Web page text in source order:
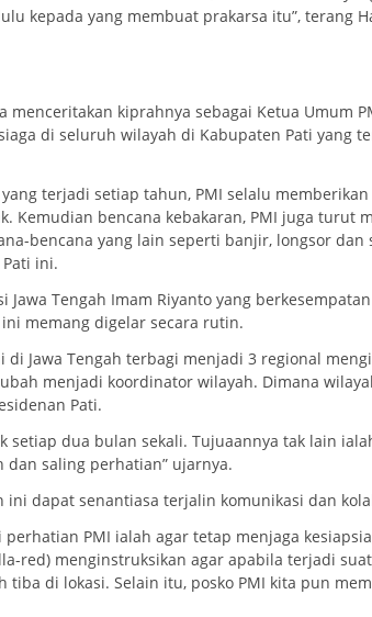
kepada yang membuat prakarsa itu”, terang
menceritakan kiprahnya sebagai Ketua Umum
di seluruh wilayah di Kabupaten Pati yang
terjadi setiap tahun, PMI selalu
Kemudian bencana kebakaran, PMI juga turut
bencana yang lain seperti banjir, longsor dan
ini.
Jawa Tengah Imam Riyanto yang
memang digelar secara rutin.
di Jawa Tengah terbagi menjadi 3 regional
menjadi koordinator wilayah. Dimana
Pati.
setiap dua bulan sekali. Tujuaannya tak lain
dan saling perhatian” ujarnya.
ini dapat senantiasa terjalin komunikasi dan
PMI ialah agar tetap menjaga
red) menginstruksikan agar apabila terjadi
tiba di lokasi. Selain itu, posko PMI kita pun